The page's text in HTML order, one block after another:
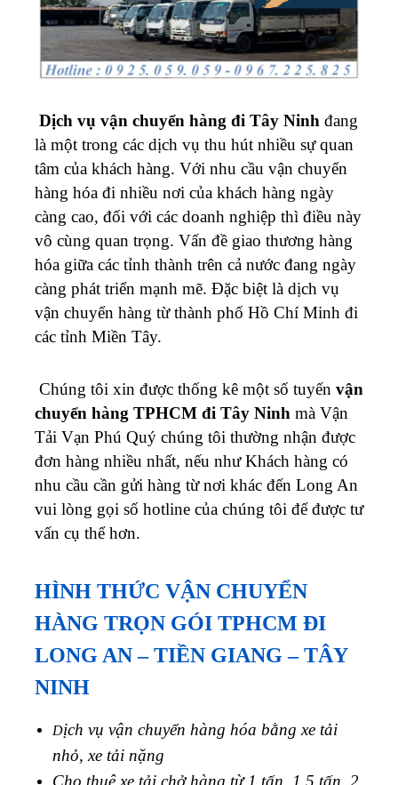
Dịch vụ vận chuyển hàng đi Tây Ninh đang
là một trong các dịch vụ thu hút nhiều sự quan
tâm của khách hàng. Với nhu cầu vận chuyển
hàng hóa đi nhiều nơi của khách hàng ngày
càng cao, đối với các doanh nghiệp thì điều này
vô cùng quan trọng. Vấn đề giao thương hàng
hóa giữa các tỉnh thành trên cả nước đang ngày
càng phát triển mạnh mẽ. Đặc biệt là dịch vụ
vận chuyển hàng từ thành phố Hồ Chí Minh đi
các tỉnh Miền Tây.
Chúng tôi xin được thống kê một số tuyến vận
chuyển hàng TPHCM đi Tây Ninh mà Vận
Tải Vạn Phú Quý chúng tôi thường nhận được
đơn hàng nhiều nhất, nếu như Khách hàng có
nhu cầu cần gửi hàng từ nơi khác đến Long An
vui lòng gọi số hotline của chúng tôi để được tư
vấn cụ thể hơn.
HÌNH THỨC VẬN CHUYỂN
HÀNG TRỌN GÓI TPHCM ĐI
LONG AN – TIỀN GIANG –TÂY
NINH
Dịch vụ vận chuyển hàng hóa bằng xe tải
nhỏ, xe tải nặng
Cho thuê xe tải chở hàng từ 1 tấn, 1.5 tấn, 2